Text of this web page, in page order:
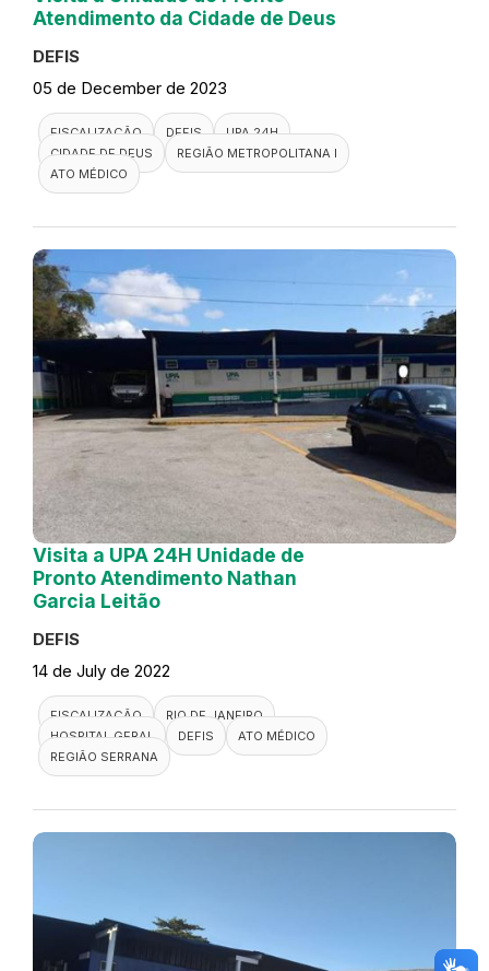
Atendimento da Cidade de Deus
DEFIS
05 de December de 2023
FISCALIZAÇÃO DEFIS
UPA 24H
CIDADE DE DEUS
REGIÃO METROPOLITANA I
ATO MÉDICO
Visita a UPA 24H Unidade de
Pronto Atendimento Nathan
Garcia Leitão
DEFIS
14 de July de 2022
FISCALIZAÇÃO
RIO DE JANEIRO
HOSPITAL GERAL
DEFIS
ATO MÉDICO
REGIÃO SERRANA